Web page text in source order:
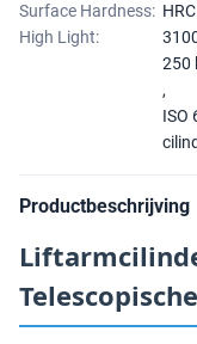
Surface Hardness:
High Light:
250
,
ISO
Productbeschrijving